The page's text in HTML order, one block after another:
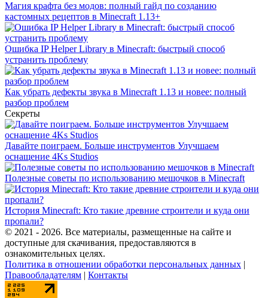
Магия крафта без модов: полный гайд по созданию
кастомных рецептов в Minecraft 1.13+
Ошибка IP Helper Library в Minecraft: быстрый способ
устранить проблему
Как убрать дефекты звука в Minecraft 1.13 и новее: полный
разбор проблем
Секреты
Давайте поиграем. Больше инструментов Улучшаем
оснащение 4Ks Studios
Полезные советы по использованию мешочков в Minecraft
История Minecraft: Кто такие древние строители и куда они
пропали?
© 2021 - 2026. Все материалы, размещенные на сайте и
доступные для скачивания, предоставляются в
ознакомительных целях.
Политика в отношении обработки персональных данных |
Правообладателям | Контакты